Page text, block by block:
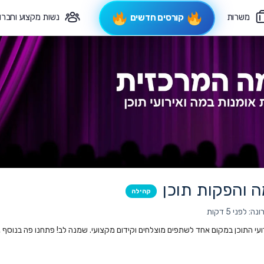
משרות קורסים חדשים נשות מקצוע
והפקות תוכן קהילה
לפני 5 דקות
התוכן במקום אחד לשתפים מוצלחים וקידום מקצועי. שמנה לב! פתחנו פה בנוסף